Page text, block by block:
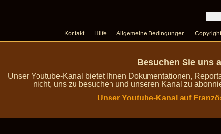
Kontakt Hilfe Allgemeine Bedingungen Copyright
Besuchen Sie uns
Unser Youtube-Kanal bietet Ihnen Dokumentationen,
nicht, uns zu besuchen und unseren Kanal zu
Unser Youtube-Kanal auf